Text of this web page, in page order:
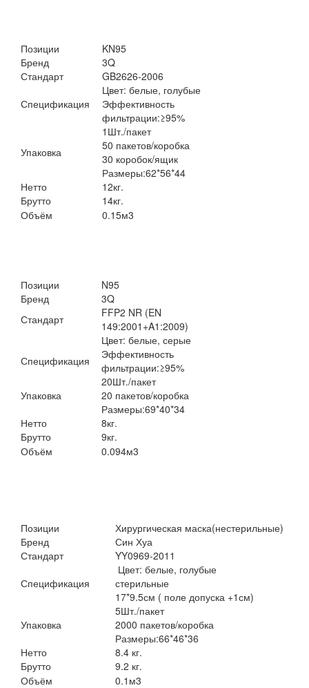
Позиции
KN95
Бренд
3Q
Стандарт
GB2626-2006
Спецификация
Цвет: белые, голубые
Эффективность
фильтрации:≥95%
Упаковка
1Шт./пакет
50 пакетов/коробка
30 коробок/ящик
Размеры:62*56*44
Нетто
12кг.
Брутто
14кг.
Объём
0.15м3
Позиции
N95
Бренд
3Q
Стандарт
FFP2 NR (EN
149:2001+A1:2009)
Спецификация
Цвет: белые, серые
Эффективность
фильтрации:≥95%
Упаковка
20Шт./пакет
20 пакетов/коробка
Размеры:69*40*34
Нетто
8кг.
Брутто
9кг.
Объём
0.094м3
Позиции
Хирургическая маска(нестерильные)
Бренд
Син Хуа
Стандарт
YY0969-2011
Спецификация
Цвет: белые, голубые
стерильные
17*9.5см ( поле допуска +1см)
Упаковка
5Шт./пакет
2000 пакетов/коробка
Размеры:66*46*36
Нетто
8.4 кг.
Брутто
9.2 кг.
Объём
0.1м3